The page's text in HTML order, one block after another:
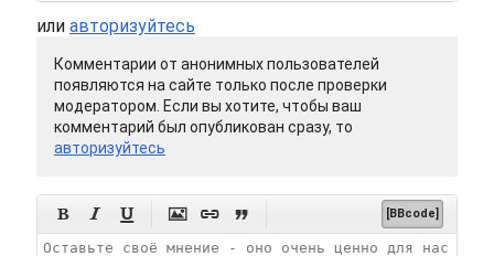
или авторизуйтесь
Комментарии от анонимных пользователей
появляются на сайте только после проверки
модератором. Если вы хотите, чтобы ваш
комментарий был опубликован сразу, то
авторизуйтесь
      [BBcode]